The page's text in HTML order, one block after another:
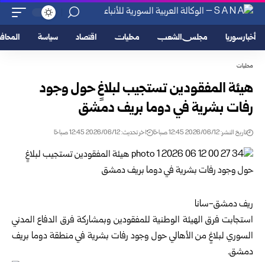
أخبار سوريا مجلس الشعب محليات اقتصاد سياسة
محليات
هيئة المفقودين تستجيب لبلاغٍ حول وجود
رفات بشرية في دوما بريف دمشق
تاريخ النشر: 2026/06/12 12:45 صباحًا اخر تحديث: 2026/06/12 12:45 صباحًا
ريف دمشق-سانا
استجابت فرق الهيئة الوطنية للمفقودين وبمشاركة فرق الدفاع المدني
السوري لبلاغٍ من الأهالي ‏حول وجود رفات بشرية في منطقة دوما بريف
دمشق.‏